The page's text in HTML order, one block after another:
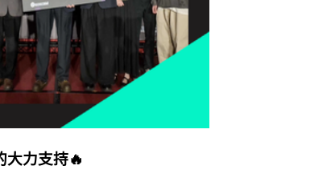
大力支持🔥